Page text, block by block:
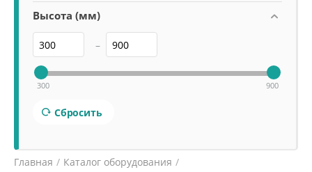
Высота (мм)
–
300 900
Сбросить
Главная / Каталог оборудования /